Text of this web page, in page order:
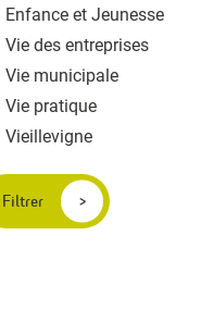
Enfance et Jeunesse
Vie des entreprises
Vie municipale
Vie pratique
Vieillevigne
Filtrer